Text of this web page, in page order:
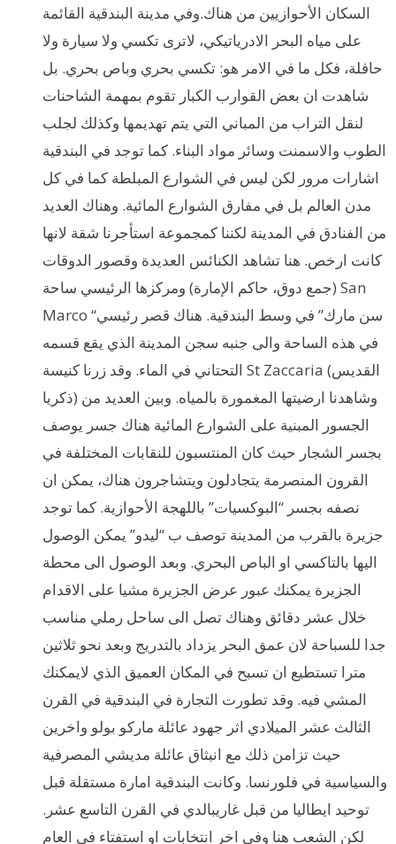
السكان الأحوازيين من هناك.وفي مدينة البندقية القائمة
على مياه البحر الادرياتيكي، لاترى تكسي ولا سيارة ولا
حافلة، فكل ما في الامر هو: تكسي بحري وباص بحري. بل
شاهدت ان بعض القوارب الكبار تقوم بمهمة الشاحنات
لنقل التراب من المباني التي يتم تهديمها وكذلك لجلب
الطوب والاسمنت وسائر مواد البناء. كما توجد في البندقية
اشارات مرور لكن ليس في الشوارع المبلطة كما في كل
مدن العالم بل في مفارق الشوارع المائية. وهناك العديد
من الفنادق في المدينة لكننا كمجموعة استأجرنا شقة لانها
كانت ارخص. هنا تشاهد الكنائس العديدة وقصور الدوقات
(جمع دوق، حاكم الإمارة) ومركزها الرئيسي ساحة San
Marco “سن مارك” في وسط البندقية. هناك قصر رئيسي
في هذه الساحة والى جنبه سجن المدينة الذي يقع قسمه
التحتاني في الماء. وقد زرنا كنيسة St Zaccaria (القديس
ذكريا) وشاهدنا ارضيتها المغمورة بالمياه. وبين العديد من
الجسور المبنية على الشوارع المائية هناك جسر يوصف
بجسر الشجار حيث كان المنتسبون للنقابات المختلفة في
القرون المنصرمة يتجادلون ويتشاجرون هناك، يمكن ان
نصفه بجسر “البوكسيات” باللهجة الأحوازية. كما توجد
جزيرة بالقرب من المدينة توصف ب “ليدو” يمكن الوصول
اليها بالتاكسي او الباص البحري. وبعد الوصول الى محطة
الجزيرة يمكنك عبور عرض الجزيرة مشيا على الاقدام
خلال عشر دقائق وهناك تصل الى ساحل رملي مناسب
جدا للسباحة لان عمق البحر يزداد بالتدريج وبعد نحو ثلاثين
مترا تستطيع ان تسبح في المكان العميق الذي لايمكنك
المشي فيه. وقد تطورت التجارة في البندقية في القرن
الثالث عشر الميلادي اثر جهود عائلة ماركو بولو واخرين
حيث تزامن ذلك مع انبثاق عائلة مديشي المصرفية
والسياسية في فلورنسا. وكانت البندقية امارة مستقلة قبل
توحيد ايطاليا من قبل غاريبالدي في القرن التاسع عشر.
لكن الشعب هنا وفي اخر انتخابات او استفتاء في العام